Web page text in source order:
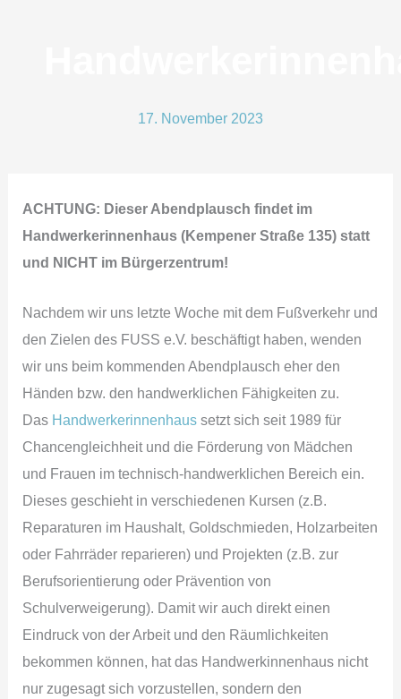
17. November 2023
ACHTUNG: Dieser Abendplausch findet im
Handwerkerinnenhaus (Kempener Straße 135) statt
und NICHT im Bürgerzentrum!
Nachdem wir uns letzte Woche mit dem Fußverkehr und
den Zielen des FUSS e.V. beschäftigt haben, wenden
wir uns beim kommenden Abendplausch eher den
Händen bzw. den handwerklichen Fähigkeiten zu.
Das Handwerkerinnenhaus setzt sich seit 1989 für
Chancengleichheit und die Förderung von Mädchen
und Frauen im technisch-handwerklichen Bereich ein.
Dieses geschieht in verschiedenen Kursen (z.B.
Reparaturen im Haushalt, Goldschmieden, Holzarbeiten
oder Fahrräder reparieren) und Projekten (z.B. zur
Berufsorientierung oder Prävention von
Schulverweigerung). Damit wir auch direkt einen
Eindruck von der Arbeit und den Räumlichkeiten
bekommen können, hat das Handwerkinnenhaus nicht
nur zugesagt sich vorzustellen, sondern den